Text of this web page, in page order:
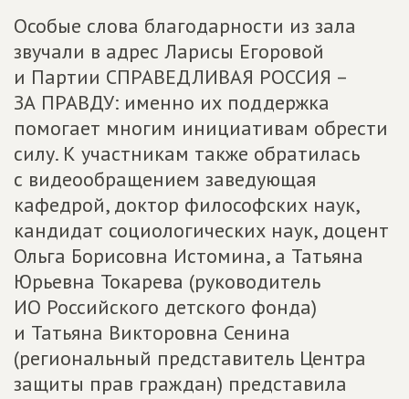
Особые слова благодарности из зала
звучали в адрес Ларисы Егоровой
и Партии СПРАВЕДЛИВАЯ РОССИЯ –
ЗА ПРАВДУ: именно их поддержка
помогает многим инициативам обрести
силу. К участникам также обратилась
с видеообращением заведующая
кафедрой, доктор философских наук,
кандидат социологических наук, доцент
Ольга Борисовна Истомина, а Татьяна
Юрьевна Токарева (руководитель
ИО Российского детского фонда)
и Татьяна Викторовна Сенина
(региональный представитель Центра
защиты прав граждан) представила